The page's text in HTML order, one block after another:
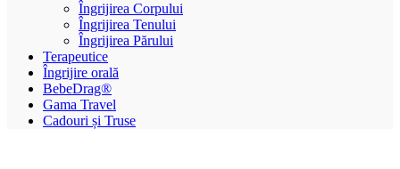
Îngrijirea Corpului
Îngrijirea Tenului
Îngrijirea Părului
Terapeutice
Îngrijire orală
BebeDrag®
Gama Travel
Cadouri și Truse